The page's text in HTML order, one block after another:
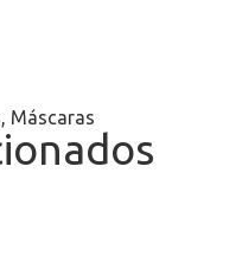
, Máscaras